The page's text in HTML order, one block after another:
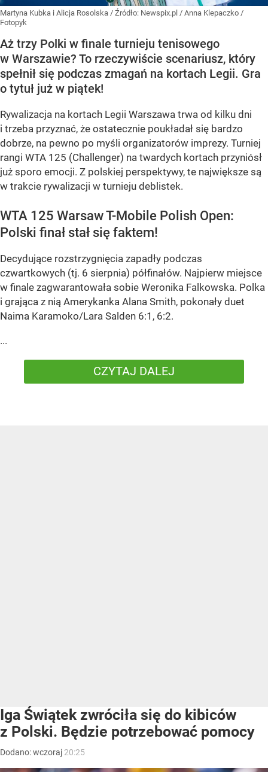
Martyna Kubka i Alicja Rosolska / Źródło: Newspix.pl / Anna Klepaczko /
Fotopyk
Aż trzy Polki w finale turnieju tenisowego
w Warszawie? To rzeczywiście scenariusz, który
spełnił się podczas zmagań na kortach Legii. Gra
o tytuł już w piątek!
Rywalizacja na kortach Legii Warszawa trwa od kilku dni
i trzeba przyznać, że ostatecznie poukładał się bardzo
dobrze, na pewno po myśli organizatorów imprezy. Turniej
rangi WTA 125 (Challenger) na twardych kortach przyniósł
już sporo emocji. Z polskiej perspektywy, te największe są
w trakcie rywalizacji w turnieju deblistek.
WTA 125 Warsaw T-Mobile Polish Open:
Polski finał stał się faktem!
Decydujące rozstrzygnięcia zapadły podczas
czwartkowych (tj. 6 sierpnia) półfinałów. Najpierw miejsce
w finale zagwarantowała sobie Weronika Falkowska. Polka
i grająca z nią Amerykanka Alana Smith, pokonały duet
Naima Karamoko/Lara Salden 6:1, 6:2.
...
CZYTAJ DALEJ
Iga Świątek zwróciła się do kibiców
z Polski. Będzie potrzebować pomocy
Dodano:wczoraj 20:25